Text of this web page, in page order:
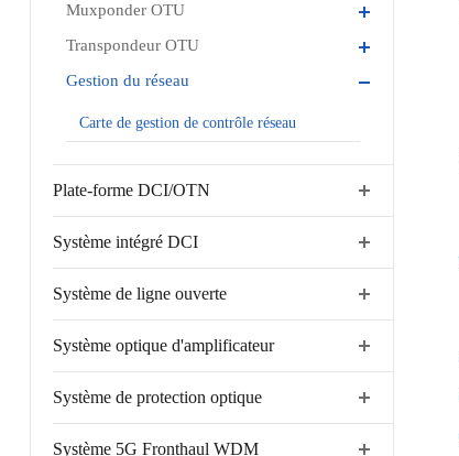
Muxponder OTU
Transpondeur OTU
Gestion du réseau
Carte de gestion de contrôle réseau
Plate-forme DCI/OTN
Système intégré DCI
Système de ligne ouverte
Système optique d'amplificateur
Système de protection optique
Système 5G Fronthaul WDM